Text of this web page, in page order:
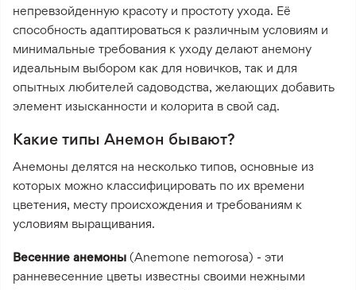
непревзойденную красоту и простоту ухода. Её
способность адаптироваться к различным условиям и
минимальные требования к уходу делают анемону
идеальным выбором как для новичков, так и для
опытных любителей садоводства, желающих добавить
элемент изысканности и колорита в свой сад.
Какие типы Анемон бывают?
Анемоны делятся на несколько типов, основные из
которых можно классифицировать по их времени
цветения, месту происхождения и требованиям к
условиям выращивания.
Весенние анемоны (Anemone nemorosa) - эти
ранневесенние цветы известны своими нежными